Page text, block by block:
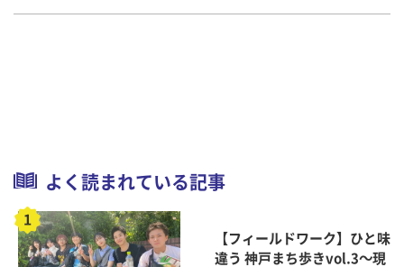
よく読まれている記事
【フィールドワーク】ひと味
違う 神戸まち歩きvol.3～現